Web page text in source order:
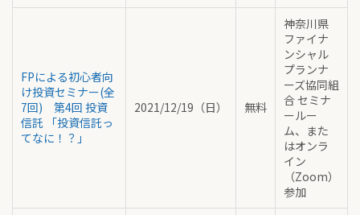
FPによる初心者向
け投資セミナー(全
7回) 第4回 投資
信託 「投資信託っ
てなに！？」
2021/12/19（日） 無料
神奈川県
ファイナ
ンシャル
プランナ
ーズ協同組
合 セミナ
ールー
ム、また
はオンラ
イン
（Zoom）
参加